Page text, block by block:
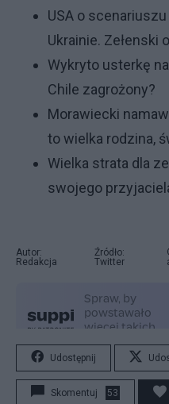
USA o
Ukrainie. Zełenski
Wykryto usterkę
Chile zagrożony?
Morawiecki
to wielka rodzina,
Wielka strata dla
swojego
Autor:
Redakcja
Źródło:
Twitter
Udostępnij
Skomentuj 53